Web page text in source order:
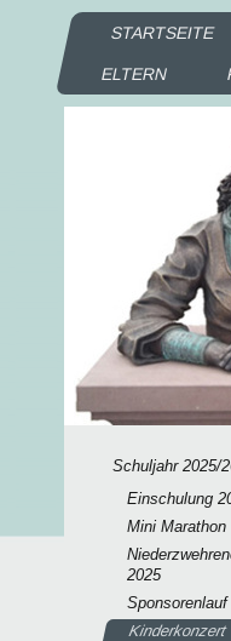
STARTSEITE
ELTERN
Schuljahr 2025/
Einschulung
Mini Marathon
2025
Sponsorenlauf